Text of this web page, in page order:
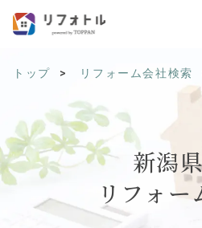
トップ リフォーム会社検索
新潟
リフォー